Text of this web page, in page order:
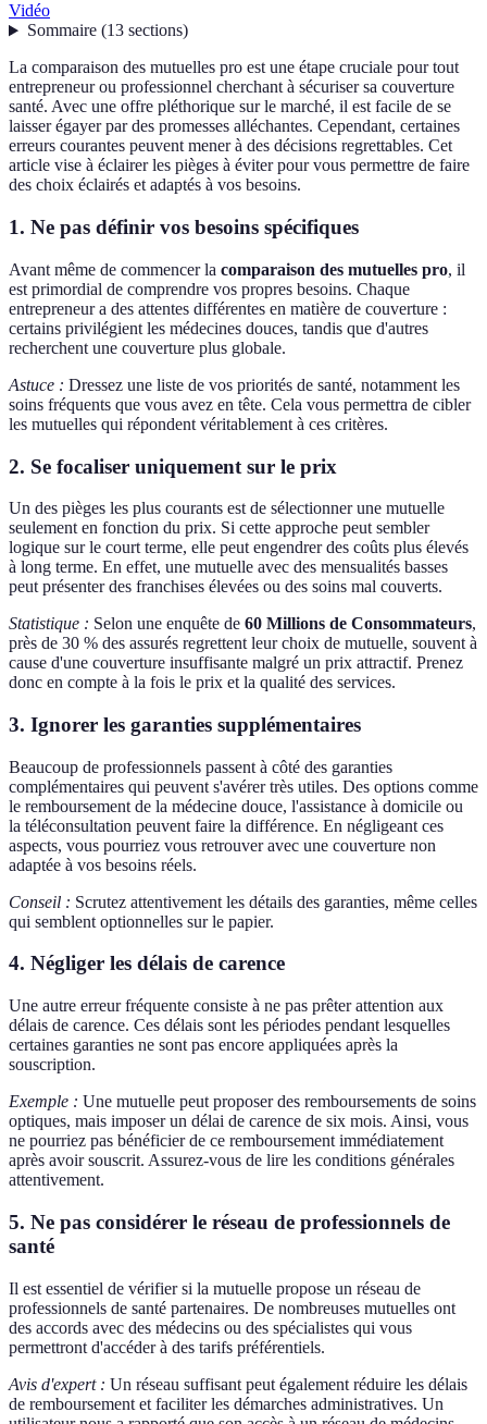
Vidéo
Sommaire(13 sections)
La comparaison des mutuelles pro est une étape cruciale pour tout
entrepreneur ou professionnel cherchant à sécuriser sa couverture
santé. Avec une offre pléthorique sur le marché, il est facile de se
laisser égayer par des promesses alléchantes. Cependant, certaines
erreurs courantes peuvent mener à des décisions regrettables. Cet
article vise à éclairer les pièges à éviter pour vous permettre de faire
des choix éclairés et adaptés à vos besoins.
1. Ne pas définir vos besoins spécifiques
Avant même de commencer la comparaison des mutuelles pro, il
est primordial de comprendre vos propres besoins. Chaque
entrepreneur a des attentes différentes en matière de couverture :
certains privilégient les médecines douces, tandis que d'autres
recherchent une couverture plus globale.
Astuce : Dressez une liste de vos priorités de santé, notamment les
soins fréquents que vous avez en tête. Cela vous permettra de cibler
les mutuelles qui répondent véritablement à ces critères.
2. Se focaliser uniquement sur le prix
Un des pièges les plus courants est de sélectionner une mutuelle
seulement en fonction du prix. Si cette approche peut sembler
logique sur le court terme, elle peut engendrer des coûts plus élevés
à long terme. En effet, une mutuelle avec des mensualités basses
peut présenter des franchises élevées ou des soins mal couverts.
Statistique : Selon une enquête de 60 Millions de Consommateurs,
près de 30 % des assurés regrettent leur choix de mutuelle, souvent à
cause d'une couverture insuffisante malgré un prix attractif. Prenez
donc en compte à la fois le prix et la qualité des services.
3. Ignorer les garanties supplémentaires
Beaucoup de professionnels passent à côté des garanties
complémentaires qui peuvent s'avérer très utiles. Des options comme
le remboursement de la médecine douce, l'assistance à domicile ou
la téléconsultation peuvent faire la différence. En négligeant ces
aspects, vous pourriez vous retrouver avec une couverture non
adaptée à vos besoins réels.
Conseil : Scrutez attentivement les détails des garanties, même celles
qui semblent optionnelles sur le papier.
4. Négliger les délais de carence
Une autre erreur fréquente consiste à ne pas prêter attention aux
délais de carence. Ces délais sont les périodes pendant lesquelles
certaines garanties ne sont pas encore appliquées après la
souscription.
Exemple : Une mutuelle peut proposer des remboursements de soins
optiques, mais imposer un délai de carence de six mois. Ainsi, vous
ne pourriez pas bénéficier de ce remboursement immédiatement
après avoir souscrit. Assurez-vous de lire les conditions générales
attentivement.
5. Ne pas considérer le réseau de professionnels de
santé
Il est essentiel de vérifier si la mutuelle propose un réseau de
professionnels de santé partenaires. De nombreuses mutuelles ont
des accords avec des médecins ou des spécialistes qui vous
permettront d'accéder à des tarifs préférentiels.
Avis d'expert : Un réseau suffisant peut également réduire les délais
de remboursement et faciliter les démarches administratives. Un